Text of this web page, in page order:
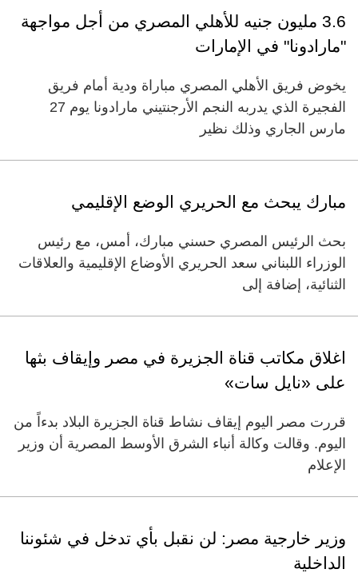
3.6 مليون جنيه للأهلي المصري من أجل مواجهة
"مارادونا" في الإمارات
يخوض فريق الأهلي المصري مباراة ودية أمام فريق
الفجيرة الذي يدربه النجم الأرجنتيني مارادونا يوم 27
مارس الجاري وذلك نظير
مبارك يبحث مع الحريري الوضع الإقليمي
بحث الرئيس المصري حسني مبارك، أمس، مع رئيس
الوزراء اللبناني سعد الحريري الأوضاع الإقليمية والعلاقات
الثنائية، إضافة إلى
اغلاق مكاتب قناة الجزيرة في مصر وإيقاف بثها
على «نايل سات»
قررت مصر اليوم إيقاف نشاط قناة الجزيرة البلاد بدءاً من
اليوم. وقالت وكالة أنباء الشرق الأوسط المصرية أن وزير
الإعلام
وزير خارجية مصر: لن نقبل بأي تدخل في شئوننا
الداخلية